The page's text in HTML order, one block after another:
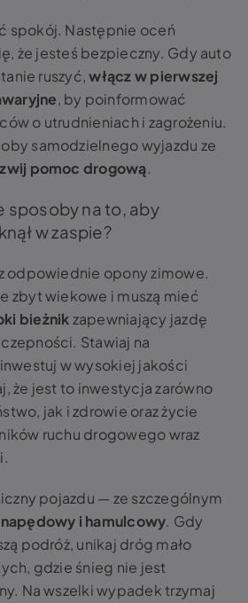
spokój. Następnie oceń
że jesteś bezpieczny. Gdy auto
ruszyć,włącz w pierwszej
, by poinformować
o utrudnieniach i zagrożeniu.
samodzielnego wyjazdu ze
pomoc drogową.
sposoby na to, aby
w zaspie?
odpowiednie opony zimowe.
zbyt wiekowe i muszą mieć
bieżnikzapewniający jazdę
Stawiaj na
w wysokiej jakości
że jest to inwestycja zarówno
jak i zdrowie oraz życie
ruchu drogowego wraz
pojazdu — ze szczególnym
napędowy i hamulcowy. Gdy
podróż, unikaj dróg mało
gdzie śnieg nie jest
Na wszelki wypadek trzymaj